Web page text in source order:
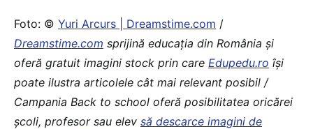
Foto: © Yuri Arcurs | Dreamstime.com /
Dreamstime.com sprijină educaţia din România şi
oferă gratuit imagini stock prin care Edupedu.ro îşi
poate ilustra articolele cât mai relevant posibil /
Campania Back to school oferă posibilitatea oricărei
școli, profesor sau elev să descarce imagini de